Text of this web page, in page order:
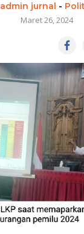
admin jurnal -
Maret 26, 2024